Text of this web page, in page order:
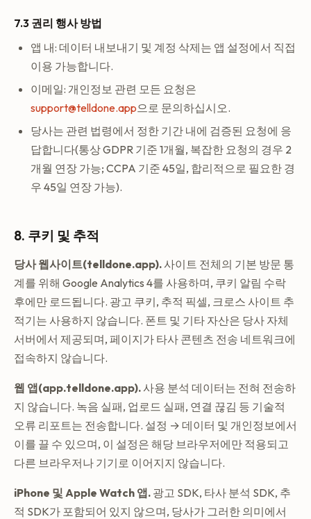
7.3 권리 행사 방법
앱 내: 데이터 내보내기 및 계정 삭제는 앱 설정에서 직접
이용 가능합니다.
이메일: 개인정보 관련 모든 요청은
support@telldone.app으로 문의하십시오.
당사는 관련 법령에서 정한 기간 내에 검증된 요청에 응
답합니다(통상 GDPR 기준 1개월, 복잡한 요청의 경우 2
개월 연장 가능; CCPA 기준 45일, 합리적으로 필요한 경
우 45일 연장 가능).
8. 쿠키 및 추적
당사 웹사이트(telldone.app).사이트 전체의 기본 방문 통
계를 위해 Google Analytics 4를 사용하며, 쿠키 알림 수락
후에만 로드됩니다. 광고 쿠키, 추적 픽셀, 크로스 사이트 추
적기는 사용하지 않습니다. 폰트 및 기타 자산은 당사 자체
서버에서 제공되며, 페이지가 타사 콘텐츠 전송 네트워크에
접속하지 않습니다.
웹 앱(app.telldone.app).사용 분석 데이터는 전혀 전송하
지 않습니다. 녹음 실패, 업로드 실패, 연결 끊김 등 기술적
오류 리포트는 전송합니다. 설정 → 데이터 및 개인정보에서
이를 끌 수 있으며, 이 설정은 해당 브라우저에만 적용되고
다른 브라우저나 기기로 이어지지 않습니다.
iPhone 및 Apple Watch 앱. 광고 SDK, 타사 분석 SDK, 추
적 SDK가 포함되어 있지 않으며, 당사가 그러한 의미에서